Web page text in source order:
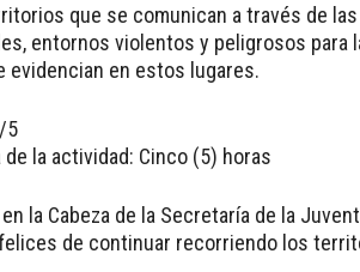
que se comunican a través de
entornos violentos y peligrosos para
evidencian en estos lugares.
5
de la actividad: Cinco (5) horas
la Cabeza de la Secretaría de la
de continuar recorriendo los